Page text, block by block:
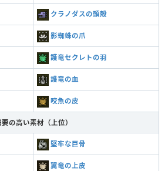
クラノダスの頭殻
影蜘蛛の爪
護竜セクレトの羽
護竜の血
咬魚の皮
要の高い素材（上位）
堅牢な巨骨
翼竜の上皮